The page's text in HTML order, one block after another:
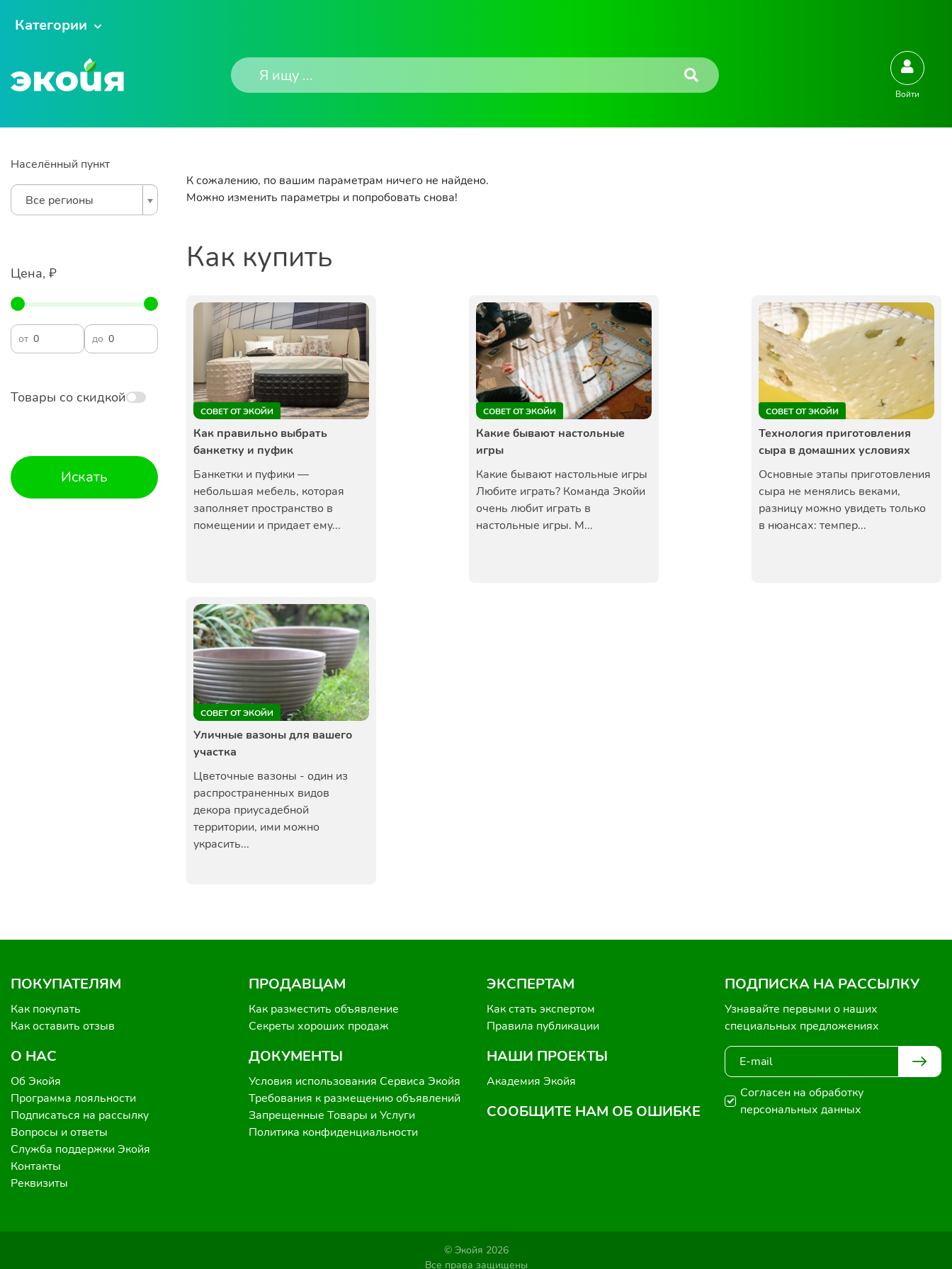
Категории
Войти
Населённый пункт
Все регионы
Цена, ₽
от до
Товары со скидкой
Искать
К сожалению, по вашим параметрам ничего не найдено.
Можно изменить параметры и попробовать снова!
Как купить
СОВЕТ ОТ ЭКОЙИ
Как правильно выбрать
банкетку и пуфик
Банкетки и пуфики —
небольшая мебель, которая
заполняет пространство в
помещении и придает ему...
СОВЕТ ОТ ЭКОЙИ
Какие бывают настольные
игры
Какие бывают настольные игры
Любите играть? Команда Экойи
очень любит играть в
настольные игры. М...
СОВЕТ ОТ ЭКОЙИ
Технология приготовления
сыра в домашних условиях
Основные этапы приготовления
сыра не менялись веками,
разницу можно увидеть только
в нюансах: темпер...
СОВЕТ ОТ ЭКОЙИ
Уличные вазоны для вашего
участка
Цветочные вазоны - один из
распространенных видов
декора приусадебной
территории, ими можно
украсить...
ПОКУПАТЕЛЯМ
Как покупать
Как оставить отзыв
О НАС
Об Экойя
Программа лояльности
Подписаться на рассылку
Вопросы и ответы
Служба поддержки Экойя
Контакты
Реквизиты
ПРОДАВЦАМ
Как разместить объявление
Секреты хороших продаж
ДОКУМЕНТЫ
Условия использования Сервиса Экойя
Требования к размещению объявлений
Запрещенные Товары и Услуги
Политика конфиденциальности
ЭКСПЕРТАМ
Как стать экспертом
Правила публикации
НАШИ ПРОЕКТЫ
Академия Экойя
СООБЩИТЕ НАМ ОБ ОШИБКЕ
ПОДПИСКА НА РАССЫЛКУ
Узнавайте первыми о наших
специальных предложениях
Согласен на обработку
персональных данных
© Экойя 2026
Все права защищены